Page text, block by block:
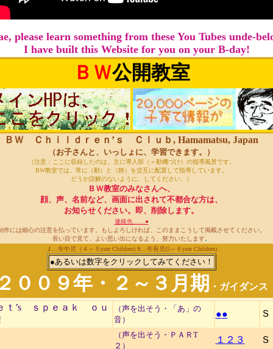
please learn something from these You Tubes unde-
I have built this Website for you on your B-day!
ＢＷ公開教室
ＢＷ Ｃｈｉｌｄｒｅｎ’ｓ Ｃｌｕｂ, Hamamatsu, Japan
（お子さんと、いっしょに、学習できます。）
（注意：ここに収録したのは、主に導入部（＝動機づけ）の指導風景です。
BW教室では、常に（動）と（静）を交互に配置して指導しています。
どうか誤解のないように、してください。）
ＢＷ教室のみなさんへ、
顔、声、名前など、画面に出されて不都合な方は、
お知らせください。即、削除します。
連絡先……●
作には細心の注意を払っています。もしよろしければ、このままこうして掲載させてください。
長い目で見て、よい思い出になるよう、努力いたします。
Ｊ
…年中児（４～５year Children) S …年長児(5～６year Children)
●あるいは数字をクリックしてみてください！
００９年・２～３月期
・ガイダンス
ｔ’s ｓｐｅａｋ ｏｕ
（声を出そう・「あ」の
音）
●● Ｓ
（声を出そう・ＰＡＲT
２）
１ ２ ３ Ｓ